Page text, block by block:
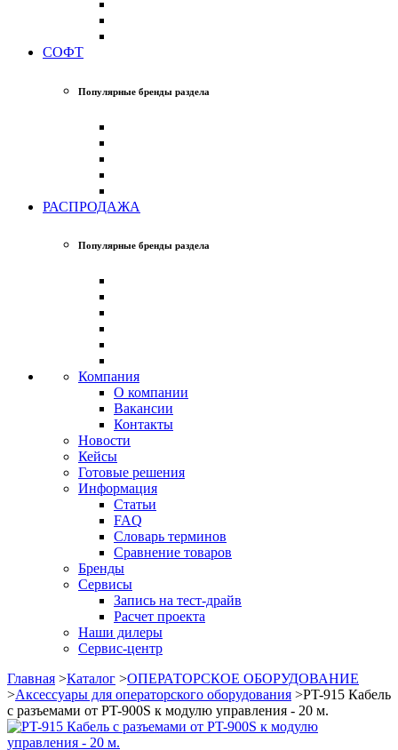
СОФТ
Популярные бренды раздела
РАСПРОДАЖА
Популярные бренды раздела
Компания
О компании
Вакансии
Контакты
Новости
Кейсы
Готовые решения
Информация
Статьи
FAQ
Словарь терминов
Сравнение товаров
Бренды
Сервисы
Запись на тест-драйв
Расчет проекта
Наши дилеры
Сервис-центр
Главная >Каталог >ОПЕРАТОРСКОЕ ОБОРУДОВАНИЕ
>Аксессуары для операторского оборудования >PT-915 Кабель
с разъемами от PT-900S к модулю управления - 20 м.